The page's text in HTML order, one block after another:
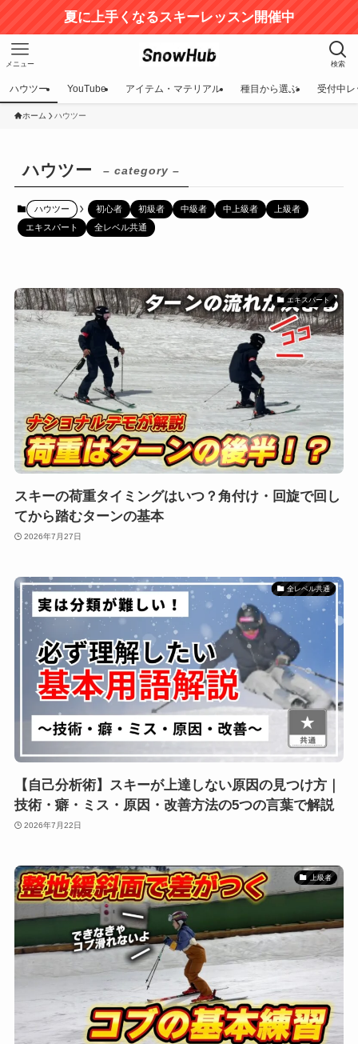
夏に上手くなるスキーレッスン開催中
検索
メニュー
ハウツー YouTube アイテム・マテリアル 種目から選ぶ 受付中レ
ホーム ハウツー
ハウツー – category –
ハウツー 初心者 初級者 中級者 中上級者
上級者
エキスパート
全レベル共通
エキスパート
スキーの荷重タイミングはいつ？角付け・回旋で回し
てから踏むターンの基本
2026年7月27日
全レベル共通
【自己分析術】スキーが上達しない原因の見つけ方｜
技術・癖・ミス・原因・改善方法の5つの言葉で解説
2026年7月22日
上級者